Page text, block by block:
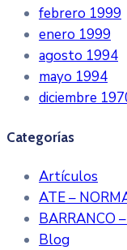
febrero 1999
enero 1999
agosto 1994
mayo 1994
diciembre
Categorías
Artículos
ATE –
BARRANCO
Blog